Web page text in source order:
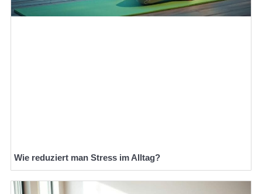
Wie reduziert man Stress im Alltag?